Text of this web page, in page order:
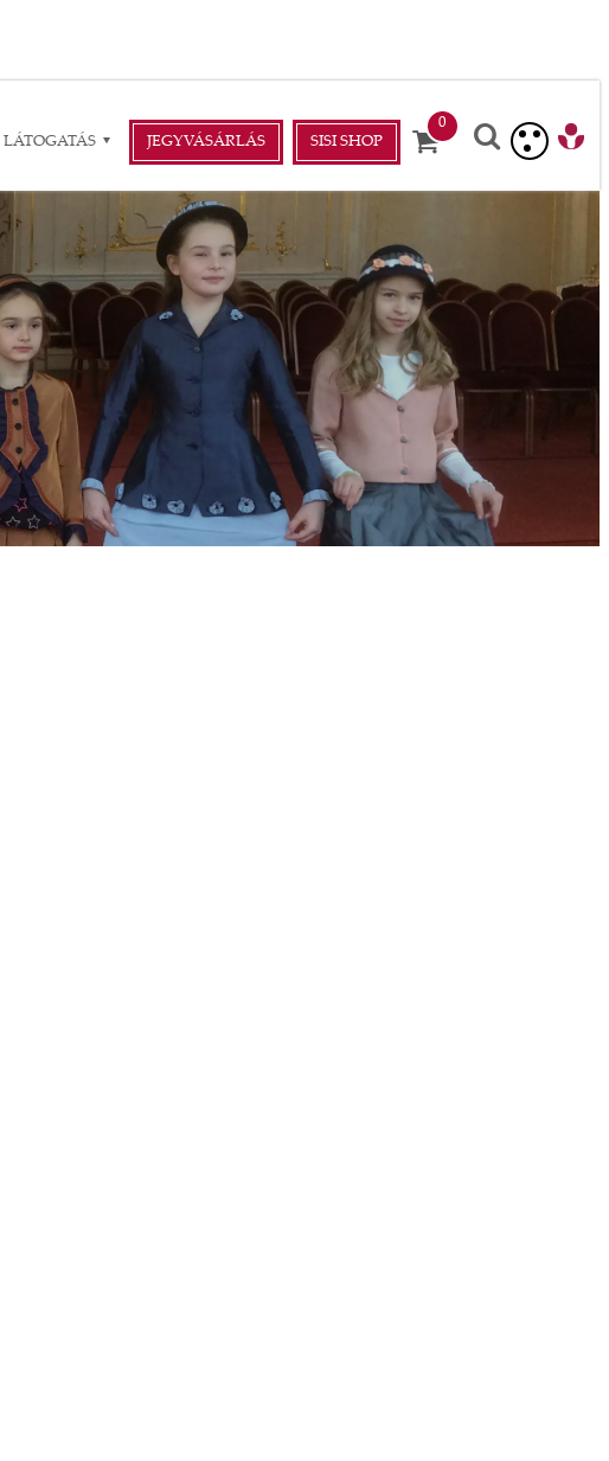
LÁTOGATÁS JEGYVÁSÁRLÁS SISI SHOP